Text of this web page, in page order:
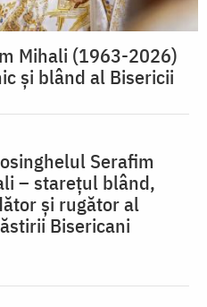
Mihali (1963-2026)
și blând al Bisericii
Serafim
– starețul blând,
și rugător al
Bisericani